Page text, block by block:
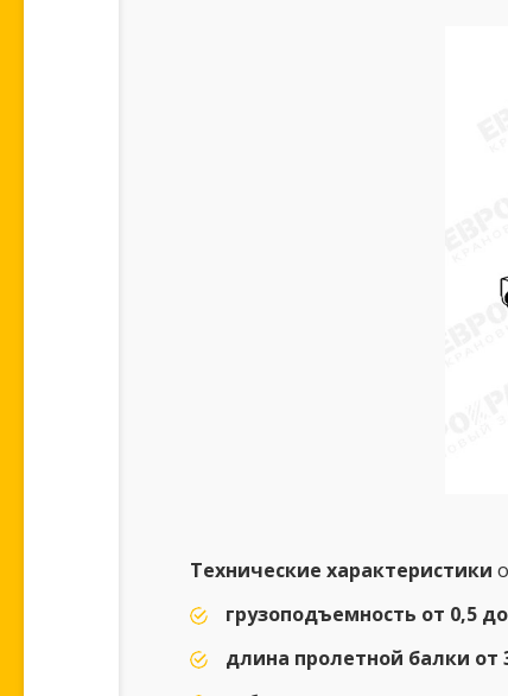
Технические характеристики
грузоподъемность от 0,5
длина пролетной балки от